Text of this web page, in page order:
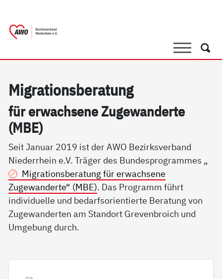
SucheSuche
Mi­g­ra­ti­ons­be­ra­tung
für er­wach­se­ne Zu­ge­wan­der­te
(MBE)
Seit Januar 2019 ist der AWO Bezirksverband
Niederrhein e.V. Träger des Bundesprogrammes „
Migrationsberatung für erwachsene
Zugewanderte“ (MBE). Das Programm führt
individuelle und bedarfsorientierte Beratung von
Zugewanderten am Standort Grevenbroich und
Umgebung durch.